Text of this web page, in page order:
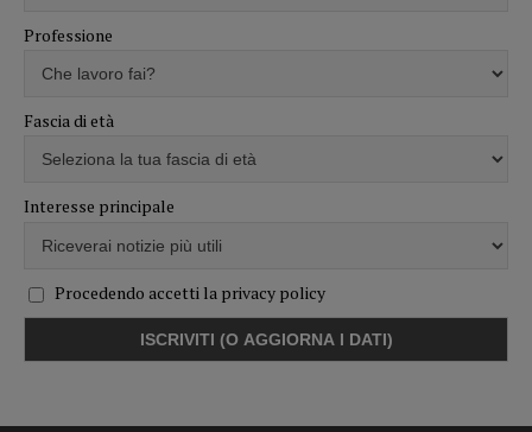
Professione
Fascia di età
Interesse principale
Procedendo accetti la privacy policy